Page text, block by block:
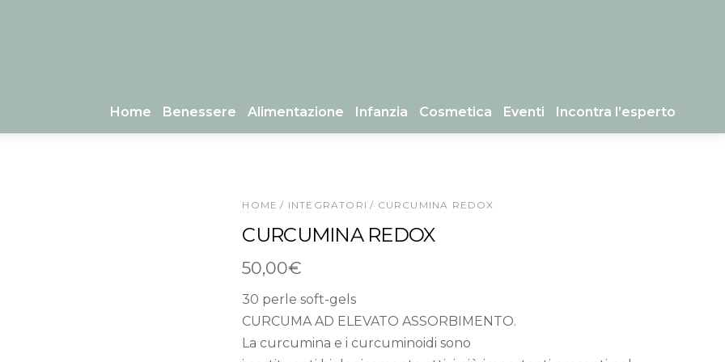
Home Benessere Alimentazione Infanzia Cosmetica Eventi Incontra l’esperto
HOME / INTEGRATORI / CURCUMINA REDOX
CURCUMINA REDOX
50,00€
30 perle soft-gels
CURCUMA AD ELEVATO ASSORBIMENTO.
La curcumina e i curcuminoidi sono